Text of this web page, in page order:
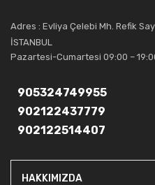
Artı Ses, güler yüzü ve deneyimi
güvenebileceğiniz bir tercihtir.
Adres : Evliya Çelebi Mh. Refik
İSTANBUL
Pazartesi-Cumartesi 09:00 –
905324749955
902122437779
902122514407
HAKKIMIZDA